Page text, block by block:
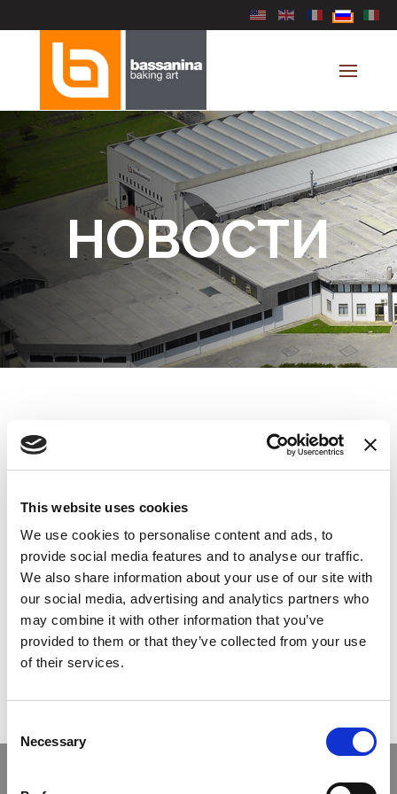
This website uses cookies
We use cookies to personalise content and ads, to
provide social media features and to analyse our traffic.
We also share information about your use of our site with
our social media, advertising and analytics partners who
may combine it with other information that you’ve
provided to them or that they’ve collected from your use
of their services.
Selection
Necessary
Выберите язык
НОВОСТИ
MODERN BAKERY
2019